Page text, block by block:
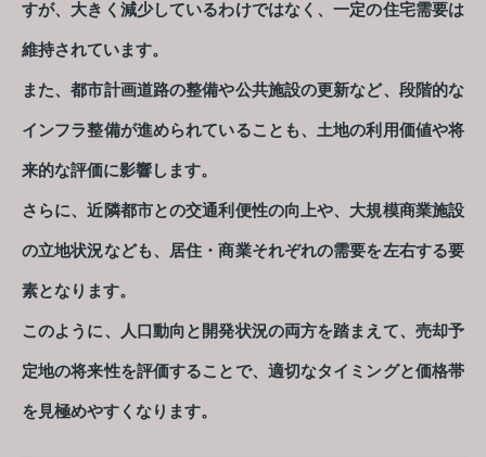
すが、大きく減少しているわけではなく、一定の住宅需要は
維持されています。
また、都市計画道路の整備や公共施設の更新など、段階的な
インフラ整備が進められていることも、土地の利用価値や将
来的な評価に影響します。
さらに、近隣都市との交通利便性の向上や、大規模商業施設
の立地状況なども、居住・商業それぞれの需要を左右する要
素となります。
このように、人口動向と開発状況の両方を踏まえて、売却予
定地の将来性を評価することで、適切なタイミングと価格帯
を見極めやすくなります。